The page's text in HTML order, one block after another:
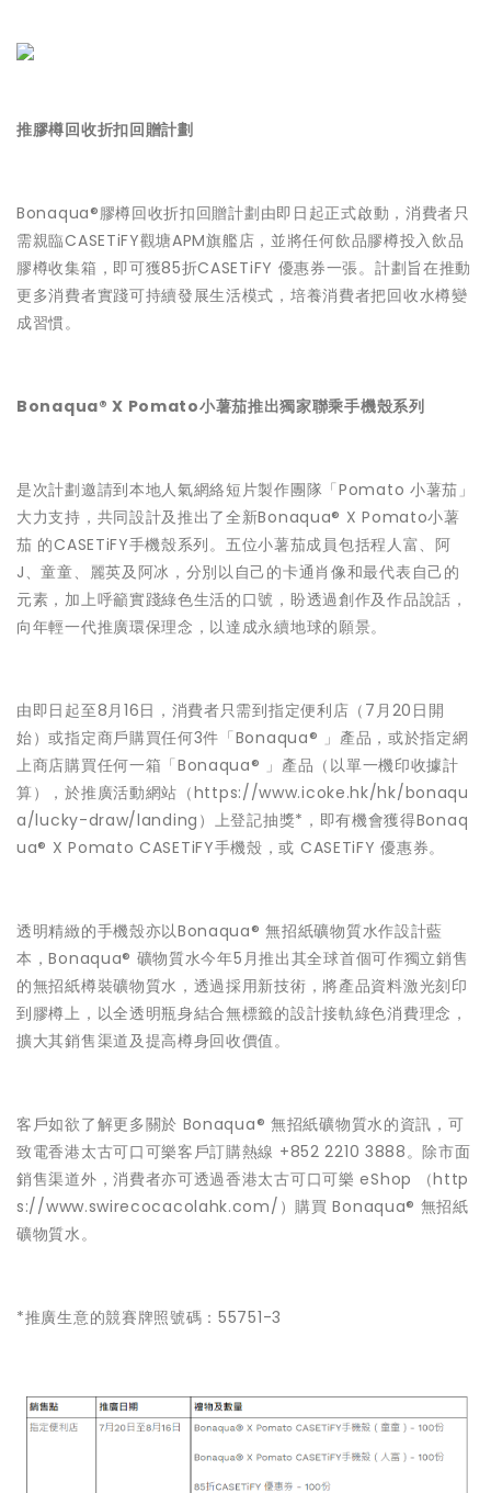
推膠樽回收折扣回贈計劃
Bonaqua®膠樽回收折扣回贈計劃由即日起正式啟動，消費者只
需親臨CASETiFY觀塘APM旗艦店，並將任何飲品膠樽投入飲品
膠樽收集箱，即可獲85折CASETiFY 優惠券一張。計劃旨在推動
更多消費者實踐可持續發展生活模式，培養消費者把回收水樽變
成習慣。
Bonaqua® X Pomato小薯茄推出獨家聯乘手機殼系列
是次計劃邀請到本地人氣網絡短片製作團隊「Pomato 小薯茄」
大力支持，共同設計及推出了全新Bonaqua® X Pomato小薯
茄 的CASETiFY手機殼系列。五位小薯茄成員包括程人富、阿
J、童童、麗英及阿冰，分別以自己的卡通肖像和最代表自己的
元素，加上呼籲實踐綠色生活的口號，盼透過創作及作品說話，
向年輕一代推廣環保理念，以達成永續地球的願景。
由即日起至8月16日，消費者只需到指定便利店（7月20日開
始）或指定商戶購買任何3件「Bonaqua® 」產品，或於指定網
上商店購買任何一箱「Bonaqua® 」產品（以單一機印收據計
算），於推廣活動網站（https://www.icoke.hk/hk/bonaqu
a/lucky-draw/landing ）上登記抽獎*，即有機會獲得Bonaq
ua® X Pomato CASETiFY手機殼，或 CASETiFY 優惠券。
透明精緻的手機殼亦以Bonaqua® 無招紙礦物質水作設計藍
本，Bonaqua® 礦物質水今年5月推出其全球首個可作獨立銷售
的無招紙樽裝礦物質水，透過採用新技術，將產品資料激光刻印
到膠樽上，以全透明瓶身結合無標籤的設計接軌綠色消費理念，
擴大其銷售渠道及提高樽身回收價值。
客戶如欲了解更多關於 Bonaqua® 無招紙礦物質水的資訊，可
致電香港太古可口可樂客戶訂購熱線 +852 2210 3888。除市面
銷售渠道外，消費者亦可透過香港太古可口可樂 eShop （http
s://www.swirecocacolahk.com/ ）購買 Bonaqua® 無招紙
礦物質水。
*推廣生意的競賽牌照號碼：55751-3